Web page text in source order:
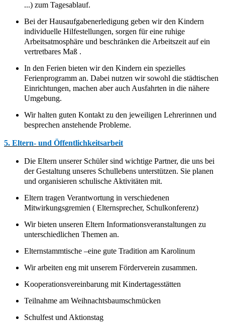
...) zum Tagesablauf.
Bei der Hausaufgabenerledigung geben wir den Kindern
individuelle Hilfestellungen, sorgen für eine ruhige
Arbeitsatmosphäre und beschränken die Arbeitszeit auf ein
vertretbares Maß .
In den Ferien bieten wir den Kindern ein spezielles
Ferienprogramm an. Dabei nutzen wir sowohl die städtischen
Einrichtungen, machen aber auch Ausfahrten in die nähere
Umgebung.
Wir halten guten Kontakt zu den jeweiligen Lehrerinnen und
besprechen anstehende Probleme.
5. Eltern- und Öffentlichkeitsarbeit
Die Eltern unserer Schüler sind wichtige Partner, die uns bei
der Gestaltung unseres Schullebens unterstützen. Sie planen
und organisieren schulische Aktivitäten mit.
Eltern tragen Verantwortung in verschiedenen
Mitwirkungsgremien ( Elternsprecher, Schulkonferenz)
Wir bieten unseren Eltern Informationsveranstaltungen zu
unterschiedlichen Themen an.
Elternstammtische –eine gute Tradition am Karolinum
Wir arbeiten eng mit unserem Förderverein zusammen.
Kooperationsvereinbarung mit Kindertagesstätten
Teilnahme am Weihnachtsbaumschmücken
Schulfest und Aktionstag